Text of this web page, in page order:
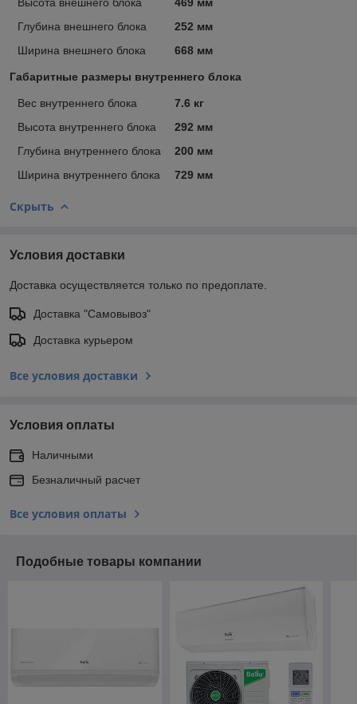
Глубина внешнего блока
252 мм
Ширина внешнего блока
668 мм
Габаритные размеры внутреннего блока
Вес внутреннего блока
7.6 кг
Высота внутреннего блока
292 мм
Глубина внутреннего блока
200 мм
Ширина внутреннего блока
729 мм
Скрыть
Условия доставки
Доставка осуществляется только по предоплате.
Доставка "Самовывоз"
Доставка курьером
Все условия доставки
Условия оплаты
Наличными
Безналичный расчет
Все условия оплаты
Подобные товары компании